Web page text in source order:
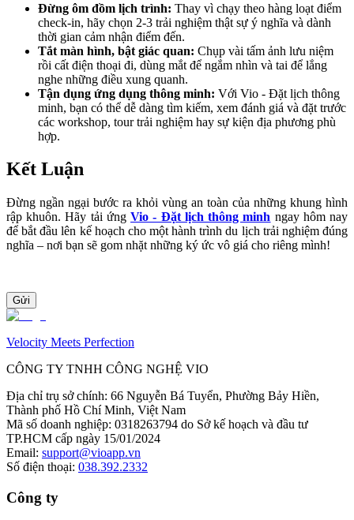
Đừng ôm đồm lịch trình: Thay vì chạy theo hàng loạt điểm
check-in, hãy chọn 2-3 trải nghiệm thật sự ý nghĩa và dành
thời gian cảm nhận điểm đến.
Tắt màn hình, bật giác quan: Chụp vài tấm ảnh lưu niệm
rồi cất điện thoại đi, dùng mắt để ngắm nhìn và tai để lắng
nghe những điều xung quanh.
Tận dụng ứng dụng thông minh: Với Vio - Đặt lịch thông
minh, bạn có thể dễ dàng tìm kiếm, xem đánh giá và đặt trước
các workshop, tour trải nghiệm hay sự kiện địa phương phù
hợp.
Kết Luận
Đừng ngần ngại bước ra khỏi vùng an toàn của những khung hình
rập khuôn. Hãy tải ứng Vio - Đặt lịch thông minh ngay hôm nay
để bắt đầu lên kế hoạch cho một hành trình du lịch trải nghiệm đúng
nghĩa – nơi bạn sẽ gom nhặt những ký ức vô giá cho riêng mình!
Gửi
Velocity Meets Perfection
CÔNG TY TNHH CÔNG NGHỆ VIO
Địa chỉ trụ sở chính: 66 Nguyễn Bá Tuyển, Phường Bảy Hiền,
Thành phố Hồ Chí Minh, Việt Nam
Mã số doanh nghiệp: 0318263794 do Sở kế hoạch và đầu tư
TP.HCM cấp ngày 15/01/2024
Email: support@vioapp.vn
Số điện thoại: 038.392.2332
Công ty